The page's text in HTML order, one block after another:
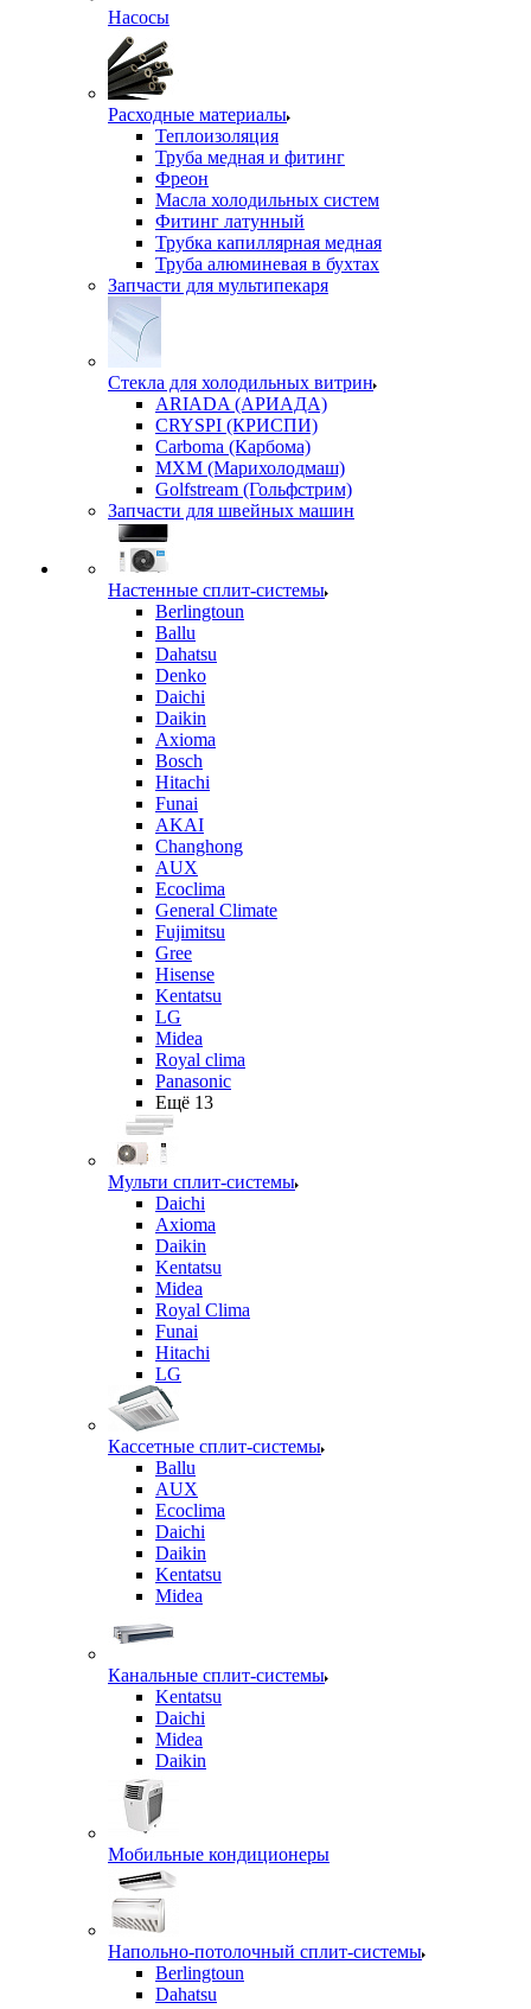
Насосы
Расходные материалы
Теплоизоляция
Труба медная и фитинг
Фреон
Масла холодильных систем
Фитинг латунный
Трубка капиллярная медная
Труба алюминевая в бухтах
Запчасти для мультипекаря
Стекла для холодильных витрин
ARIADA (АРИАДА)
CRYSPI (КРИСПИ)
Carboma (Карбома)
MXM (Марихолодмаш)
Golfstream (Гольфстрим)
Запчасти для швейных машин
Настенные сплит-системы
Berlingtoun
Ballu
Dahatsu
Denko
Daichi
Daikin
Axioma
Bosch
Hitachi
Funai
AKAI
Changhong
AUX
Ecoclima
General Climate
Fujimitsu
Gree
Hisense
Kentatsu
LG
Midea
Royal clima
Panasonic
Ещё 13
Мульти сплит-системы
Daichi
Axioma
Daikin
Kentatsu
Midea
Royal Clima
Funai
Hitachi
LG
Кассетные сплит-системы
Ballu
AUX
Ecoclima
Daichi
Daikin
Kentatsu
Midea
Канальные сплит-системы
Kentatsu
Daichi
Midea
Daikin
Мобильные кондиционеры
Напольно-потолочный сплит-системы
Berlingtoun
Dahatsu